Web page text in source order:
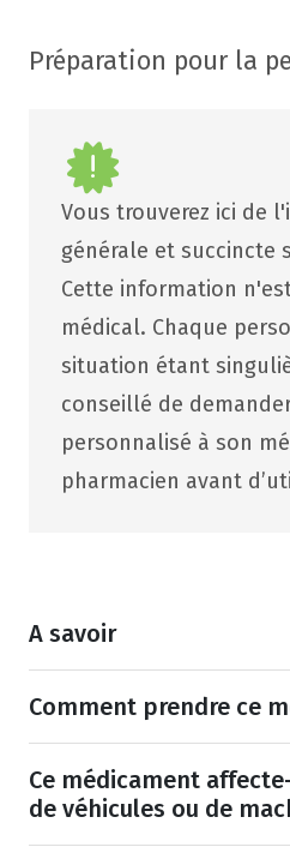
Préparation pour la
Vous trouverez ici de
générale et succincte
Cette information
médical. Chaque
situation étant
conseillé de
personnalisé à son
pharmacien avant
A savoir
Comment prendre ce
Ce médicament
de véhicules ou de